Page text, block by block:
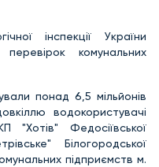
інспекції України
комунальних
понад 6,5 мільйонів
водокористувачі
"Хотів" Федосіївської
Білогородської
підприємств м.